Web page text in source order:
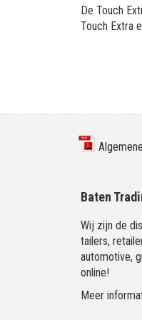
De Touch
Touch Extra
Baten
Wij zijn de
tailers,
automotive,
online!
Meer